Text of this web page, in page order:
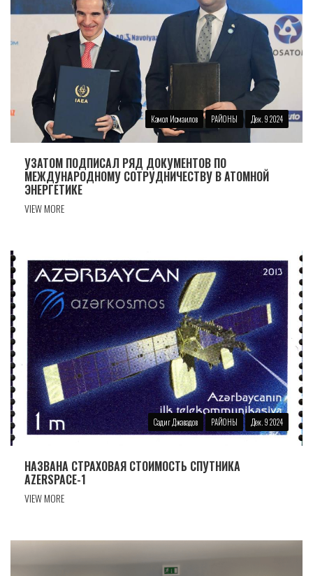
Камол Исмаилов РАЙОНЫ Дек. 9 2024
УЗАТОМ ПОДПИСАЛ РЯД ДОКУМЕНТОВ ПО
МЕЖДУНАРОДНОМУ СОТРУДНИЧЕСТВУ В АТОМНОЙ
ЭНЕРГЕТИКЕ
VIEW MORE
Садиг Джавадов РАЙОНЫ Дек. 9 2024
НАЗВАНА СТРАХОВАЯ СТОИМОСТЬ СПУТНИКА
AZERSPACE-1
VIEW MORE